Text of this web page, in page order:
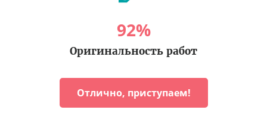
92%
Оригинальность работ
Отлично, приступаем!